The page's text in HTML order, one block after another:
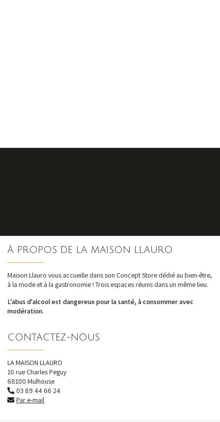
nos dernières
À PROPOS DE LA MAISON LLAURO
Maison Llauro vous accueille dans son Concept Store dédié au bien-être,
à la mode et à la gastronomie ! Trois espaces réunis dans un même lieu.
L'abus d'alcool est dangereux pour la santé, à consommer avec
modération.
CONTACTEZ-NOUS
LA MAISON LLAURO
10 rue Charles Peguy
68100 Mulhouse
03 89 44 66 24
Par e-mail